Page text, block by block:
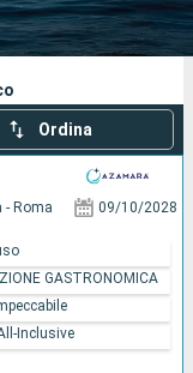
Ordina
- Roma 09/10/2028
GASTRONOMICA
Inclusive